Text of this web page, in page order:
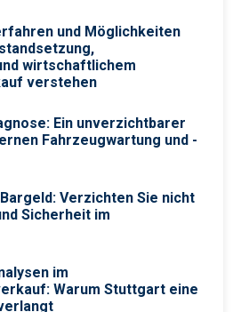
und Möglichkeiten
wirtschaftlichem
verstehen
Ein unverzichtbarer
Fahrzeugwartung und -
Verzichten Sie nicht
Sicherheit im
im
Warum Stuttgart eine